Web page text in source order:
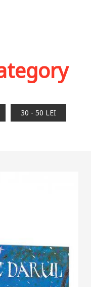
30 - 50 LEI